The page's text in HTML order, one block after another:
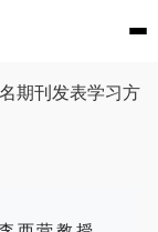
期刊发表学习方